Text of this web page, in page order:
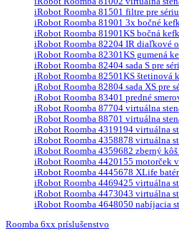
iRobot Roomba 81501 filtre pre
iRobot Roomba 81901 3x bočné
iRobot Roomba 81901KS bočná
iRobot Roomba 82204 IR diaľkové
iRobot Roomba 82301KS gumená
iRobot Roomba 82404 sada S pre
iRobot Roomba 82501KS štetinová
iRobot Roomba 82804 sada XS pre
iRobot Roomba 83401 predné
iRobot Roomba 87704 virtuálna
iRobot Roomba 88701 virtuálna
iRobot Roomba 4319194 virtuálna
iRobot Roomba 4358878 virtuálna
iRobot Roomba 4359682 zberný kôš
iRobot Roomba 4420155 motorček
iRobot Roomba 4445678 XLife
iRobot Roomba 4469425 virtuálna
iRobot Roomba 4473043 virtuálna
iRobot Roomba 4648050 nabíjacia
Roomba 6xx príslušenstvo